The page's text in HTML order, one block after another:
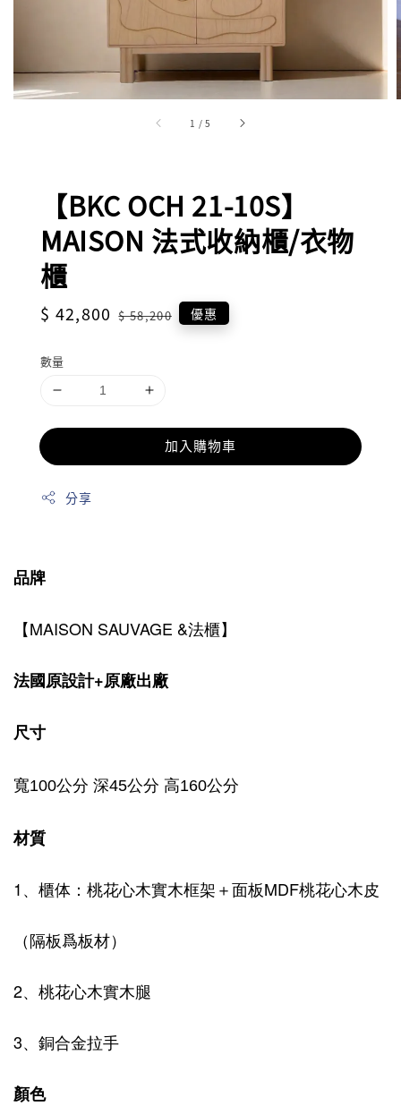
1 /5
【BKC OCH 21-10S】
MAISON 法式收納櫃/衣物
櫃
Sale
$ 42,800 Regular
$ 58,200 優惠
數量
加入購物車
分享
品牌
【MAISON SAUVAGE &法櫃】
法國原設計+原廠出廠
尺寸
寬100公分 深45公分 高160公分
材質
1、櫃体：桃花心木實木框架＋面板MDF桃花心木皮
（隔板爲板材）
2、桃花心木實木腿
3、銅合金拉手
顏色